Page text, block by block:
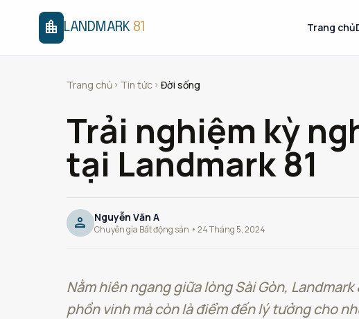
location_city LANDMARK 81 Trang chủ
Trang chủ chevron_right Tin tức chevron_right Đời sống
Trải nghiệm kỳ
tại Landmark 81
person Nguyễn Văn A
Chuyên gia Bất động sản • 24 Tháng 5, 2024
Nằm hiên ngang giữa lòng Sài Gòn,
phồn vinh mà còn là điểm đến lý tưởng cho